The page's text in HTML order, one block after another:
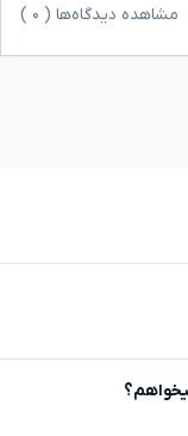
مشاهده دیدگاه‌ها ( ۰